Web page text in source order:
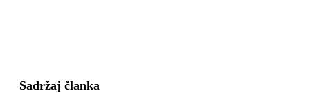
Sadržaj članka